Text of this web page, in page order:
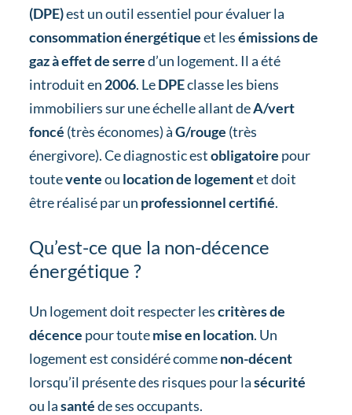
(DPE)est un outil essentiel pour évaluer la
consommation énergétiqueet lesémissions de
gaz à effet de serred’un logement. Il a été
introduit en 2006. LeDPEclasse les biens
immobiliers sur une échelle allant deA/vert
foncé (très économes) àG/rouge (très
énergivore). Ce diagnostic estobligatoire pour
touteventeou location de logementet doit
être réalisé par un professionnel certifié.
Qu’est-ce que la non-décence
énergétique ?
Un logement doit respecter lescritères de
décence pour toutemise en location. Un
logement est considéré commenon-décent
lorsqu’il présente des risques pour lasécurité
ou lasantéde ses occupants.